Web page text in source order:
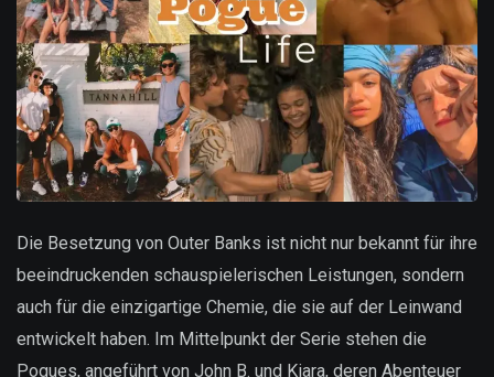
Die Besetzung von Outer Banks ist nicht nur bekannt für ihre
beeindruckenden schauspielerischen Leistungen, sondern
auch für die einzigartige Chemie, die sie auf der Leinwand
entwickelt haben. Im Mittelpunkt der Serie stehen die
Pogues, angeführt von John B. und Kiara, deren Abenteuer